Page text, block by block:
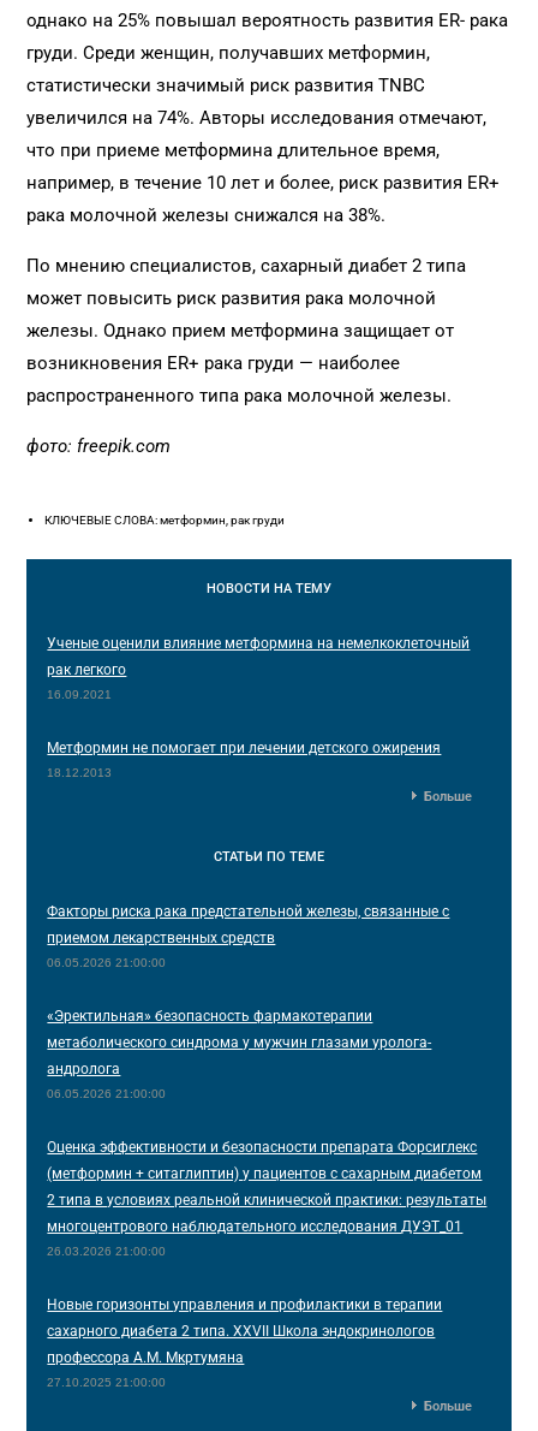
однако на 25% повышал вероятность развития ER- рака
груди. Среди женщин, получавших метформин,
статистически значимый риск развития TNBC
увеличился на 74%. Авторы исследования отмечают,
что при приеме метформина длительное время,
например, в течение 10 лет и более, риск развития ER+
рака молочной железы снижался на 38%.
По мнению специалистов, сахарный диабет 2 типа
может повысить риск развития рака молочной
железы. Однако прием метформина защищает от
возникновения ER+ рака груди — наиболее
распространенного типа рака молочной железы.
фото: freepik.com
КЛЮЧЕВЫЕ СЛОВА: метформин, рак груди
НОВОСТИ НА ТЕМУ
Ученые оценили влияние метформина на немелкоклеточный
рак легкого
16.09.2021
Метформин не помогает при лечении детского ожирения
18.12.2013
Больше
СТАТЬИ ПО ТЕМЕ
Факторы риска рака предстательной железы, связанные с
приемом лекарственных средств
06.05.2026 21:00:00
«Эректильная» безопасность фармакотерапии
метаболического синдрома у мужчин глазами уролога-
андролога
06.05.2026 21:00:00
Оценка эффективности и безопасности препарата Форсиглекс
(метформин + ситаглиптин) у пациентов с сахарным диабетом
2 типа в условиях реальной клинической практики: результаты
многоцентрового наблюдательного исследования ДУЭТ_01
26.03.2026 21:00:00
Новые горизонты управления и профилактики в терапии
сахарного диабета 2 типа. XXVII Школа эндокринологов
профессора А.М. Мкртумяна
27.10.2025 21:00:00
Больше